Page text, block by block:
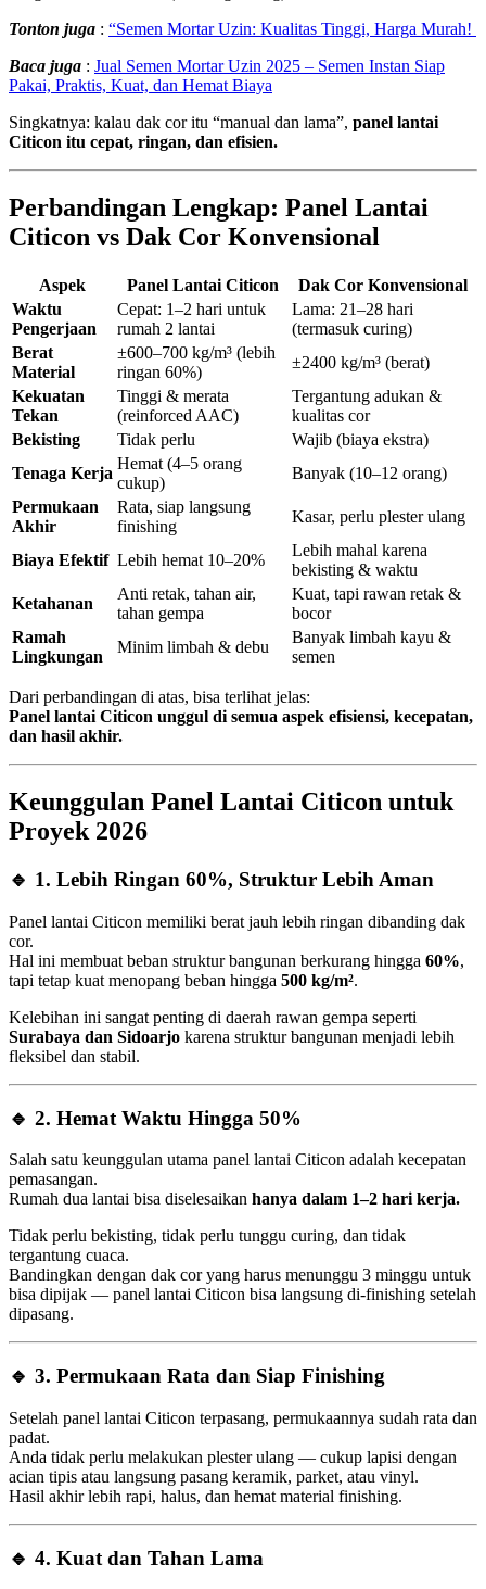
Tonton juga : “Semen Mortar Uzin: Kualitas Tinggi, Harga Murah!
Baca juga : Jual Semen Mortar Uzin 2025 – Semen Instan Siap
Pakai, Praktis, Kuat, dan Hemat Biaya
Singkatnya: kalau dak cor itu “manual dan lama”, panel lantai
Citicon itu cepat, ringan, dan efisien.
Perbandingan Lengkap: Panel Lantai
Citicon vs Dak Cor Konvensional
Aspek Panel Lantai Citicon
Dak Cor Konvensional
Waktu
Pengerjaan
Cepat: 1–2 hari untuk
rumah 2 lantai
Lama: 21–28 hari
(termasuk curing)
Berat
Material
±600–700 kg/m³ (lebih
ringan 60%)
±2400 kg/m³ (berat)
Kekuatan
Tekan
Tinggi & merata
(reinforced AAC)
Tergantung adukan &
kualitas cor
Bekisting
Tidak perlu
Wajib (biaya ekstra)
Tenaga Kerja
Hemat (4–5 orang
cukup)
Banyak (10–12 orang)
Permukaan
Akhir
Rata, siap langsung
finishing
Kasar, perlu plester ulang
Biaya Efektif Lebih hemat 10–20%
Lebih mahal karena
bekisting & waktu
Ketahanan
Anti retak, tahan air,
tahan gempa
Kuat, tapi rawan retak &
bocor
Ramah
Lingkungan
Minim limbah & debu
Banyak limbah kayu &
semen
Dari perbandingan di atas, bisa terlihat jelas:
Panel lantai Citicon unggul di semua aspek efisiensi, kecepatan,
dan hasil akhir.
Keunggulan Panel Lantai Citicon untuk
Proyek 2026
🔹 1. Lebih Ringan 60%, Struktur Lebih Aman
Panel lantai Citicon memiliki berat jauh lebih ringan dibanding dak
cor.
Hal ini membuat beban struktur bangunan berkurang hingga 60%,
tapi tetap kuat menopang beban hingga 500 kg/m².
Kelebihan ini sangat penting di daerah rawan gempa seperti
Surabaya dan Sidoarjo karena struktur bangunan menjadi lebih
fleksibel dan stabil.
🔹 2. Hemat Waktu Hingga 50%
Salah satu keunggulan utama panel lantai Citicon adalah kecepatan
pemasangan.
Rumah dua lantai bisa diselesaikan hanya dalam 1–2 hari kerja.
Tidak perlu bekisting, tidak perlu tunggu curing, dan tidak
tergantung cuaca.
Bandingkan dengan dak cor yang harus menunggu 3 minggu untuk
bisa dipijak — panel lantai Citicon bisa langsung di-finishing setelah
dipasang.
🔹 3. Permukaan Rata dan Siap Finishing
Setelah panel lantai Citicon terpasang, permukaannya sudah rata dan
padat.
Anda tidak perlu melakukan plester ulang — cukup lapisi dengan
acian tipis atau langsung pasang keramik, parket, atau vinyl.
Hasil akhir lebih rapi, halus, dan hemat material finishing.
🔹 4. Kuat dan Tahan Lama